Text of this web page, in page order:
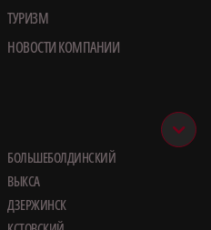
ТУРИЗМ
НОВОСТИ КОМПАНИИ
БОЛЬШЕБОЛДИНСКИЙ
ВЫКСА
ДЗЕРЖИНСК